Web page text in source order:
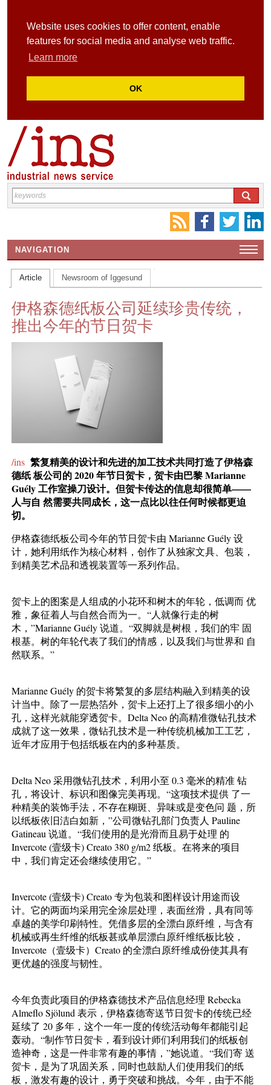
Website uses cookies to offer content, enable
features for social media and analyse web traffic.
Learn more
OK
NAVIGATION
HOME
CONTACT US
INS MAIN WEBSITE
ABOUT US
Article Newsroom of Iggesund
伊格森德纸板公司延续珍贵传统，
推出今年的节日贺卡
/ins 繁复精美的设计和先进的加工技术共同打造了伊格森
德纸 板公司的 2020 年节日贺卡，贺卡由巴黎 Marianne
Guély 工作室操刀设计。但贺卡传达的信息却很简单——
人与自 然需要共同成长，这一点比以往任何时候都更迫
切。
伊格森德纸板公司今年的节日贺卡由 Marianne Guély 设
计，她利用纸作为核心材料，创作了从独家文具、包装，
到精美艺术品和透视装置等一系列作品。
贺卡上的图案是人组成的小花环和树木的年轮，低调而 优
雅，象征着人与自然合而为一。“人就像行走的树
木，”Marianne Guély 说道。“双脚就是树根，我们的牢 固
根基。树的年轮代表了我们的情感，以及我们与世界和 自
然联系。”
Marianne Guély 的贺卡将繁复的多层结构融入到精美的设
计当中。除了一层热箔外，贺卡上还打上了很多细小的小
孔，这样光就能穿透贺卡。Delta Neo 的高精准微钻孔技术
成就了这一效果，微钻孔技术是一种传统机械加工工艺，
近年才应用于包括纸板在内的多种基质。
Delta Neo 采用微钻孔技术，利用小至 0.3 毫米的精准 钻
孔，将设计、标识和图像完美再现。“这项技术提供 了一
种精美的装饰手法，不存在糊斑、异味或是变色问 题，所
以纸板依旧洁白如新，”公司微钻孔部门负责人 Pauline
Gatineau 说道。“我们使用的是光滑而且易于处理 的
Invercote (壹级卡) Creato 380 g/m2 纸板。在将来的项目
中，我们肯定还会继续使用它。”
Invercote (壹级卡) Creato 专为包装和图样设计用途而设
计。它的两面均采用完全涂层处理，表面丝滑，具有同等
卓越的美学印刷特性。凭借多层的全漂白原纤维，与含有
机械或再生纤维的纸板甚或单层漂白原纤维纸板比较，
Invercote（壹级卡）Creato 的全漂白原纤维成份使其具有
更优越的强度与韧性。
今年负责此项目的伊格森德技术产品信息经理 Rebecka
Almeﬂo Sjölund 表示，伊格森德寄送节日贺卡的传统已经
延续了 20 多年，这个一年一度的传统活动每年都能引起
轰动。“制作节日贺卡，看到设计师们利用我们的纸板创
造神奇，这是一件非常有趣的事情，”她说道。“我们寄 送
贺卡，是为了巩固关系，同时也鼓励人们使用我们的纸
板，激发有趣的设计，勇于突破和挑战。今年，由于不能